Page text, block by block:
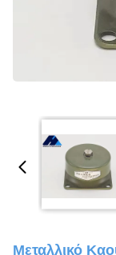
Μεταλλικό